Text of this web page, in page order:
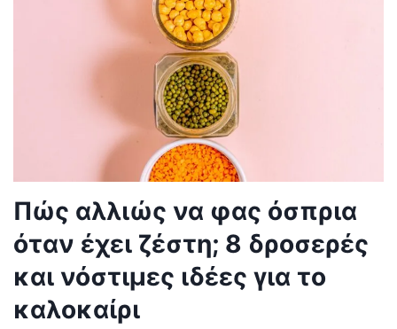
Πώς αλλιώς να φας όσπρια
όταν έχει ζέστη; 8 δροσερές
και νόστιμες ιδέες για το
καλοκαίρι